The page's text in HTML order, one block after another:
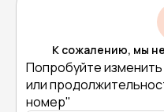
К сожалению, мы
Попробуйте
или
номер"